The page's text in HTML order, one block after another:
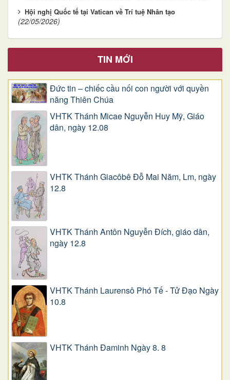
Hội nghị Quốc tế tại Vatican về Trí tuệ Nhân tạo
(22/05/2026)
TIN MỚI
Đức tin – chiếc cầu nối con người với quyền
năng Thiên Chúa
VHTK Thánh Micae Nguyễn Huy Mỹ, Giáo
dân, ngày 12.08
VHTK Thánh Giacôbê Ðỗ Mai Năm, Lm, ngày
12.8
VHTK Thánh Antôn Nguyễn Ðích, giáo dân,
ngày 12.8
VHTK Thánh Laurensô Phó Tế - Tử Đạo Ngày
10.8
VHTK Thánh Đaminh Ngày 8. 8